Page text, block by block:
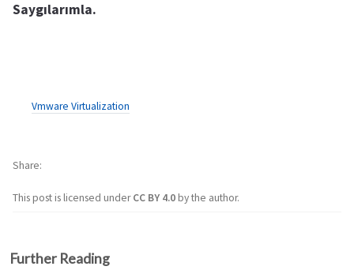
Saygılarımla.
Vmware Virtualization
This post is licensed underCC BY 4.0by the author.
Share
Further Reading